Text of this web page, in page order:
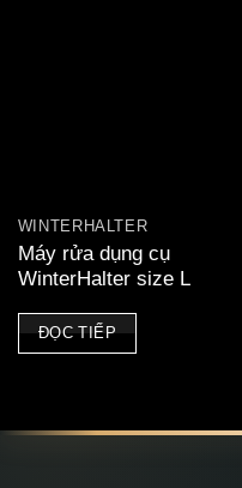
WINTERHALTER
Máy rửa dụng cụ
WinterHalter size L
ĐỌC TIẾP